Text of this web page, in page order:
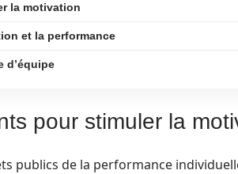
la motivation
et la performance
d’équipe
pour stimuler la
publics de la performance